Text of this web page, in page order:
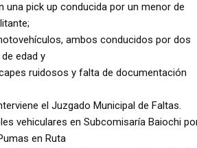
una pick up conducida por un menor de
ambos conducidos por dos
edad y
ruidosos y falta de documentación
el Juzgado Municipal de Faltas.
vehiculares en Subcomisaría Baiochi
en Ruta